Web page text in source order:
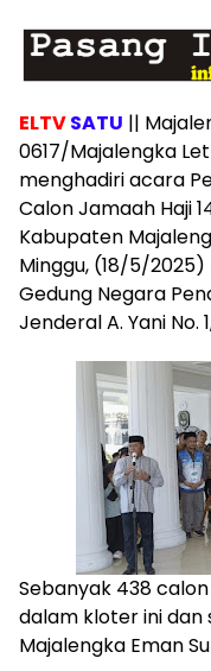
ELTVSATU ||
0617/Majalengka
menghadiri acara
Calon Jamaah Haji
Kabupaten
Minggu, (18/5/2025)
Gedung Negara
Jenderal A. Yani No.
Sebanyak 438
dalam kloter ini dan
Majalengka Eman